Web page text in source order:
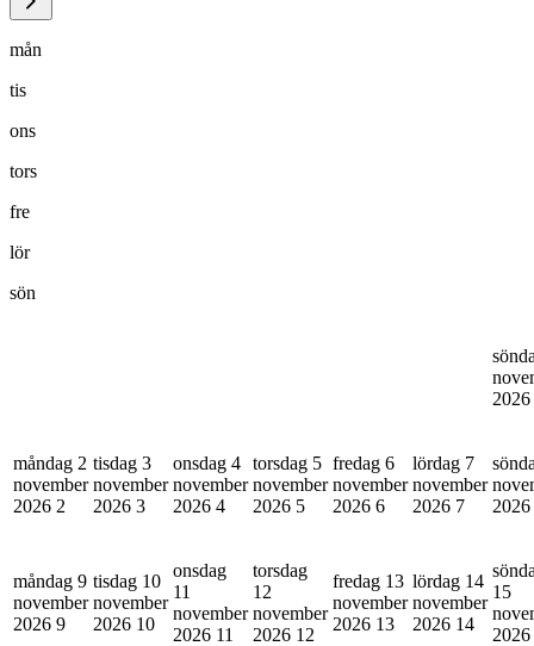
mån
tis
ons
tors
fre
lör
sön
2026
måndag 2
november
2026 2
tisdag 3
november
2026 3
onsdag 4
november
2026 4
torsdag 5
november
2026 5
fredag 6
november
2026 6
lördag 7
november
2026 7
2026
måndag 9
november
2026 9
tisdag 10
november
2026 10
onsdag
11
november
2026 11
torsdag
12
november
2026 12
fredag 13
november
2026 13
lördag 14
november
2026 14
15
2026